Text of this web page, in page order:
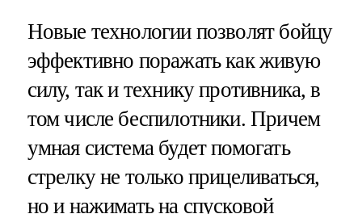
Новые технологии позволят бойцу
эффективно поражать как живую
силу, так и технику противника, в
том числе беспилотники. Причем
умная система будет помогать
стрелку не только прицеливаться,
но и нажимать на спусковой